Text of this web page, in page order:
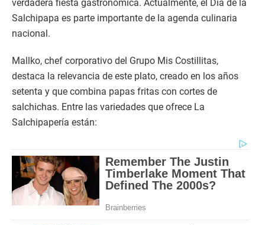
verdadera fiesta gastronómica. Actualmente, el Día de la
Salchipapa es parte importante de la agenda culinaria
nacional.
Mallko, chef corporativo del Grupo Mis Costillitas,
destaca la relevancia de este plato, creado en los años
setenta y que combina papas fritas con cortes de
salchichas. Entre las variedades que ofrece La
Salchipapería están: